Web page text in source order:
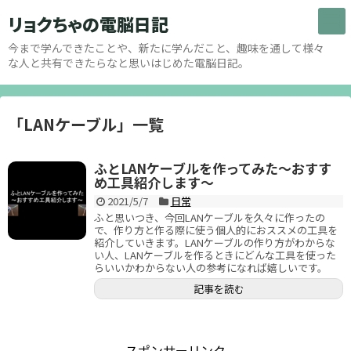
リョクちゃの電脳日記
今まで学んできたことや、新たに学んだこと、趣味を通して様々
な人と共有できたらなと思いはじめた電脳日記。
「LANケーブル」 一覧
ふとLANケーブルを作ってみた～おすす
め工具紹介します～
2021/5/7
日常
ふと思いつき、今回LANケーブルを久々に作ったの
で、作り方と作る際に使う個人的におススメの工具を
紹介していきます。LANケーブルの作り方がわからな
い人、LANケーブルを作るときにどんな工具を使った
らいいかわからない人の参考になれば嬉しいです。
記事を読む